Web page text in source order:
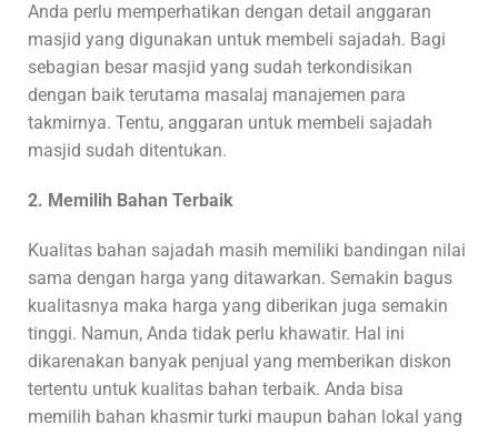
Anda perlu memperhatikan dengan detail anggaran
masjid yang digunakan untuk membeli sajadah. Bagi
sebagian besar masjid yang sudah terkondisikan
dengan baik terutama masalaj manajemen para
takmirnya. Tentu, anggaran untuk membeli sajadah
masjid sudah ditentukan.
2. Memilih Bahan Terbaik
Kualitas bahan sajadah masih memiliki bandingan nilai
sama dengan harga yang ditawarkan. Semakin bagus
kualitasnya maka harga yang diberikan juga semakin
tinggi. Namun, Anda tidak perlu khawatir. Hal ini
dikarenakan banyak penjual yang memberikan diskon
tertentu untuk kualitas bahan terbaik. Anda bisa
memilih bahan khasmir turki maupun bahan lokal yang